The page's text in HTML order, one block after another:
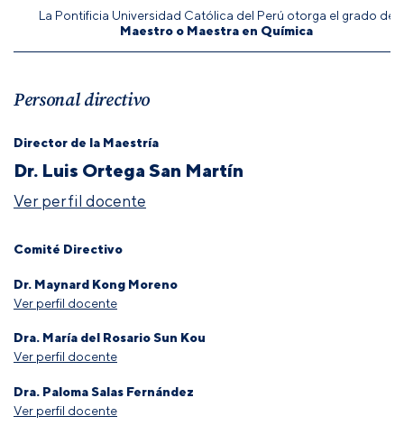
La Pontificia Universidad Católica del Perú otorga el grado de
Maestro o Maestra en Química
Personal directivo
Director de la Maestría
Dr. Luis Ortega San Martín
Ver perfil docente
Comité Directivo
Dr. Maynard Kong Moreno
Ver perfil docente
Dra. María del Rosario Sun Kou
Ver perfil docente
Dra. Paloma Salas Fernández
Ver perfil docente